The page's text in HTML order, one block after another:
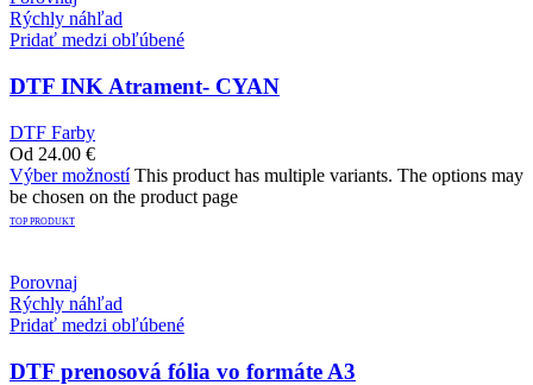
Rýchly náhľad
Pridať medzi obľúbené
DTF INK Atrament- CYAN
DTF Farby
Od 24.00 €
Výber možnostíThis product has multiple variants. The options may
be chosen on the product page
TOP PRODUKT
Porovnaj
Rýchly náhľad
Pridať medzi obľúbené
DTF prenosová fólia vo formáte A3